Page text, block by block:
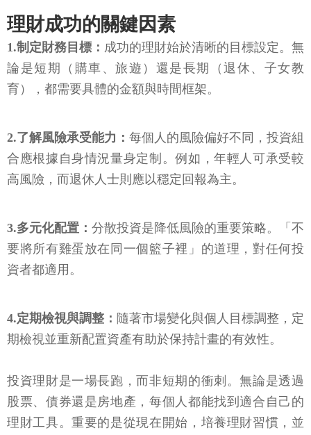
理財成功的關鍵因素
1.制定財務目標： 成功的理財始於清晰的目標設定。無
論是短期（購車、旅遊）還是長期（退休、子女教
育），都需要具體的金額與時間框架。
2.了解風險承受能力： 每個人的風險偏好不同，投資組
合應根據自身情況量身定制。例如，年輕人可承受較
高風險，而退休人士則應以穩定回報為主。
3.多元化配置： 分散投資是降低風險的重要策略。「不
要將所有雞蛋放在同一個籃子裡」的道理，對任何投
資者都適用。
4.定期檢視與調整： 隨著市場變化與個人目標調整，定
期檢視並重新配置資產有助於保持計畫的有效性。
投資理財是一場長跑，而非短期的衝刺。無論是透過
股票、債券還是房地產，每個人都能找到適合自己的
理財工具。重要的是從現在開始，培養理財習慣，並